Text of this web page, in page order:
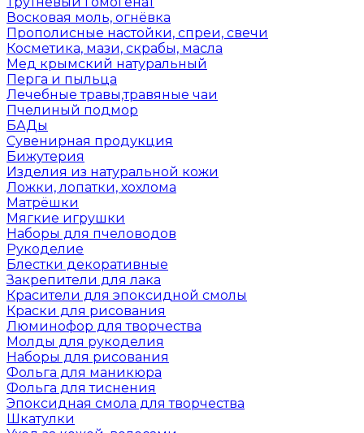
Восковая моль, огнёвка
Прополисные настойки, спреи, свечи
Косметика, мази, скрабы, масла
Мед крымский натуральный
Перга и пыльца
Лечебные травы,травяные чаи
Пчелиный подмор
БАДы
Сувенирная продукция
Бижутерия
Изделия из натуральной кожи
Ложки, лопатки, хохлома
Матрёшки
Мягкие игрушки
Наборы для пчеловодов
Рукоделие
Блестки декоративные
Закрепители для лака
Красители для эпоксидной смолы
Краски для рисования
Люминофор для творчества
Молды для рукоделия
Наборы для рисования
Фольга для маникюра
Фольга для тиснения
Эпоксидная смола для творчества
Шкатулки